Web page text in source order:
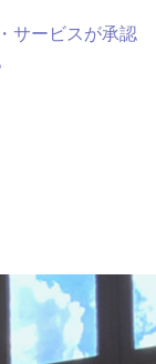
サービスが承認